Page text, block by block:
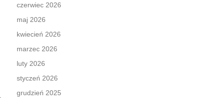
czerwiec 2026
maj 2026
kwiecień 2026
marzec 2026
luty 2026
styczeń 2026
grudzień 2025